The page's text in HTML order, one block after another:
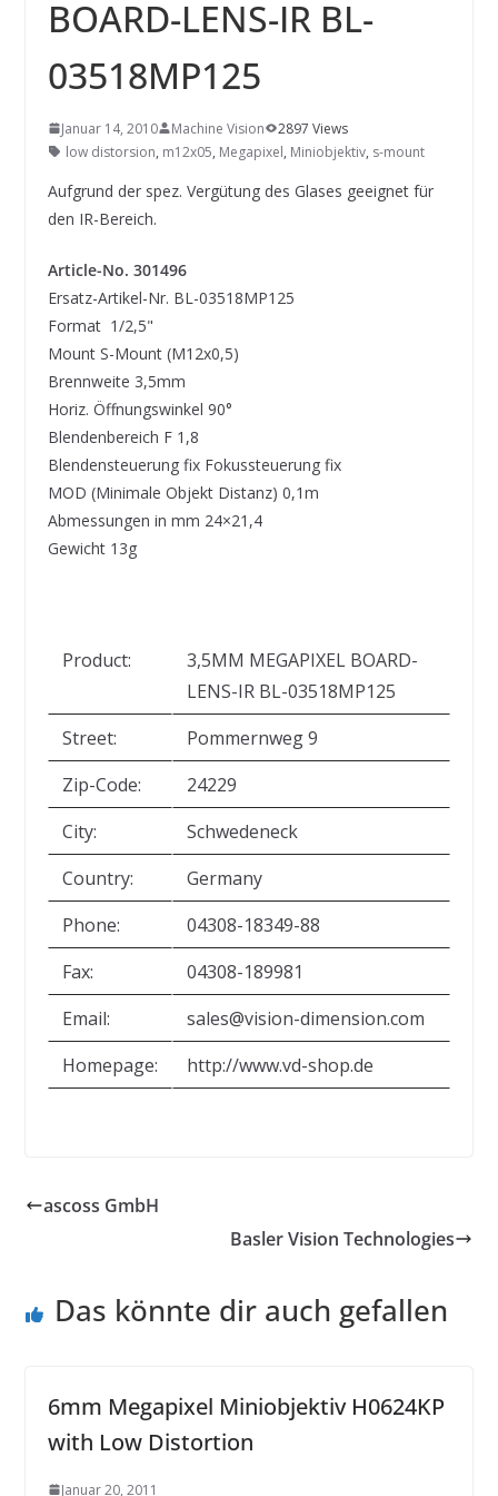
SYSTEMS WIRD EYYES
positioning of industrial cameras
BOARD-LENS-IR BL-
03518MP125
Januar 14, 2010 Machine Vision
2897 Views
low distorsion, m12x05, Megapixel, Miniobjektiv, s-mount
Aufgrund der spez. Vergütung des Glases geeignet für
den IR-Bereich.
Article-No. 301496
Ersatz-Artikel-Nr. BL-03518MP125
Format 1/2,5"
Mount S-Mount (M12x0,5)
Brennweite 3,5mm
Horiz. Öffnungswinkel 90°
Blendenbereich F 1,8
Blendensteuerung fix Fokussteuerung fix
MOD (Minimale Objekt Distanz) 0,1m
Abmessungen in mm 24×21,4
Gewicht 13g
Product:
3,5MM MEGAPIXEL BOARD-
LENS-IR BL-03518MP125
Street:
Pommernweg 9
Zip-Code:
24229
City:
Schwedeneck
Country:
Germany
Phone:
04308-18349-88
Fax:
04308-189981
Email:
sales@vision-dimension.com
Homepage:
http://www.vd-shop.de
ascoss GmbH
Basler Vision Technologies
Das könnte dir auch gefallen
6mm Megapixel Miniobjektiv H0624KP
with Low Distortion
Januar 20, 2011